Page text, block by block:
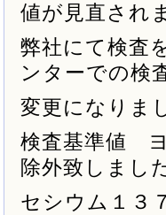
値が見直され
弊社にて検査
ンターでの検
変更になりま
検査基準値
除外致しまし
セシウム１３